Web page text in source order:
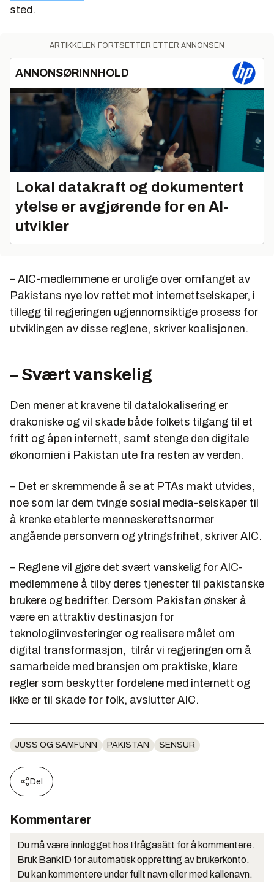
sted.
ARTIKKELEN FORTSETTER ETTER ANNONSEN
ANNONSØRINNHOLD
Lokal datakraft og dokumentert
ytelse er avgjørende for en AI-
utvikler
– AIC-medlemmene er urolige over omfanget av
Pakistans nye lov rettet mot internettselskaper, i
tillegg til regjeringen ugjennomsiktige prosess for
utviklingen av disse reglene, skriver koalisjonen.
– Svært vanskelig
Den mener at kravene til datalokalisering er
drakoniske og vil skade både folkets tilgang til et
fritt og åpen internett, samt stenge den digitale
økonomien i Pakistan ute fra resten av verden.
– Det er skremmende å se at PTAs makt utvides,
noe som lar dem tvinge sosial media-selskaper til
å krenke etablerte menneskerettsnormer
angående personvern og ytringsfrihet, skriver AIC.
– Reglene vil gjøre det svært vanskelig for AIC-
medlemmene å tilby deres tjenester til pakistanske
brukere og bedrifter. Dersom Pakistan ønsker å
være en attraktiv destinasjon for
teknologiinvesteringer og realisere målet om
digital transformasjon, tilrår vi regjeringen om å
samarbeide med bransjen om praktiske, klare
regler som beskytter fordelene med internett og
ikke er til skade for folk, avslutter AIC.
JUSS OG SAMFUNN PAKISTAN SENSUR
Del
Kommentarer
Du må være innlogget hos Ifrågasätt for å kommentere.
Bruk BankID for automatisk oppretting av brukerkonto.
Du kan kommentere under fullt navn eller med kallenavn.